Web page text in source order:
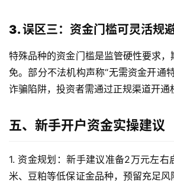
投
入
门
3. 误区三：资金门槛可灵活规
特殊品种的资金门槛是监管硬性要求
免。部分不法机构声称“无需资金开通
诈骗陷阱，投资者需通过正规渠道开通
五、新手开户资金实操建议
1. 资金规划：新手建议准备2万元左右
米、豆粕等低保证金品种，预留充足